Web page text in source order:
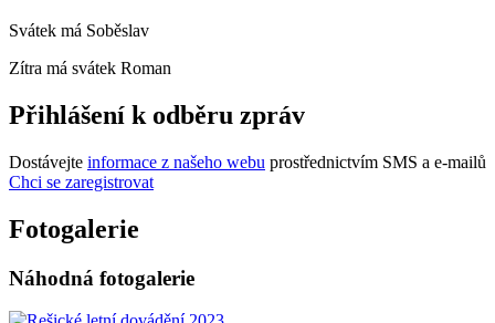
Svátek má Soběslav
Zítra má svátek Roman
Přihlášení k odběru zpráv
Dostávejte informace z našeho webu prostřednictvím SMS a e-mailů
Chci se zaregistrovat
Fotogalerie
Náhodná fotogalerie